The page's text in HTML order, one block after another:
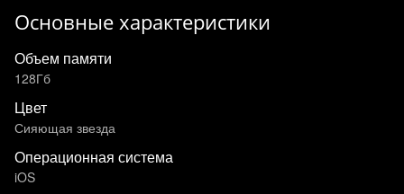
Основные характеристики
Объем памяти
128Гб
Цвет
Сияющая звезда
Операционная система
iOS